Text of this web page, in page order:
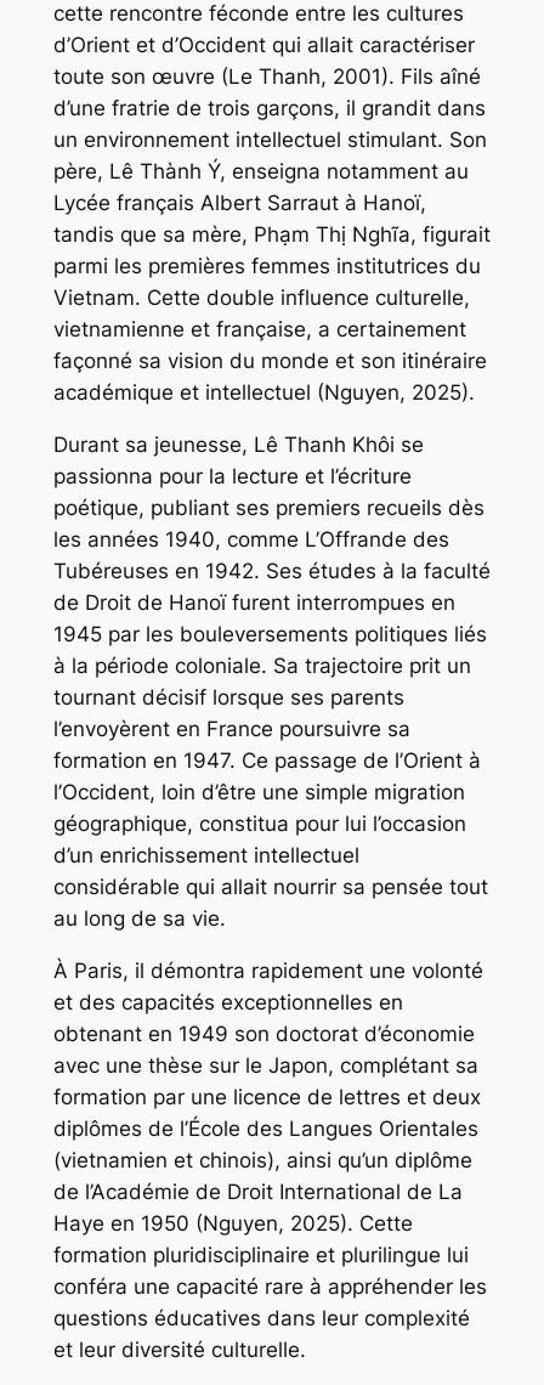
cette rencontre féconde entre les cultures
d’Orient et d’Occident qui allait caractériser
toute son œuvre (Le Thanh, 2001). Fils aîné
d’une fratrie de trois garçons, il grandit dans
un environnement intellectuel stimulant. Son
père, Lê Thành Ý, enseigna notamment au
Lycée français Albert Sarraut à Hanoï,
tandis que sa mère, Phạm Thị Nghĩa, figurait
parmi les premières femmes institutrices du
Vietnam. Cette double influence culturelle,
vietnamienne et française, a certainement
façonné sa vision du monde et son itinéraire
académique et intellectuel (Nguyen, 2025).
Durant sa jeunesse, Lê Thanh Khôi se
passionna pour la lecture et l’écriture
poétique, publiant ses premiers recueils dès
les années 1940, comme L’Offrande des
Tubéreuses en 1942. Ses études à la faculté
de Droit de Hanoï furent interrompues en
1945 par les bouleversements politiques liés
à la période coloniale. Sa trajectoire prit un
tournant décisif lorsque ses parents
l’envoyèrent en France poursuivre sa
formation en 1947. Ce passage de l’Orient à
l’Occident, loin d’être une simple migration
géographique, constitua pour lui l’occasion
d’un enrichissement intellectuel
considérable qui allait nourrir sa pensée tout
au long de sa vie.
À Paris, il démontra rapidement une volonté
et des capacités exceptionnelles en
obtenant en 1949 son doctorat d’économie
avec une thèse sur le Japon, complétant sa
formation par une licence de lettres et deux
diplômes de l’École des Langues Orientales
(vietnamien et chinois), ainsi qu’un diplôme
de l’Académie de Droit International de La
Haye en 1950 (Nguyen, 2025). Cette
formation pluridisciplinaire et plurilingue lui
conféra une capacité rare à appréhender les
questions éducatives dans leur complexité
et leur diversité culturelle.